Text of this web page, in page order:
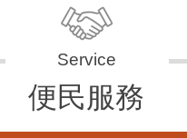
便民服務